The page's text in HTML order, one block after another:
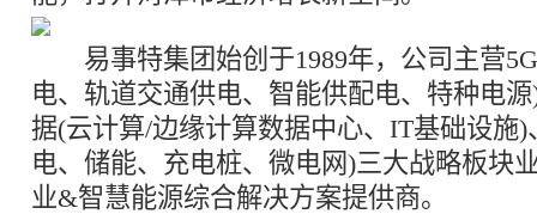
易事特集团始创于1989年，公司主营
电、轨道交通供电、智能供配电、特种电
据(云计算/边缘计算数据中心、IT基础设施
电、储能、充电桩、微电网)三大战略板块
业&智慧能源综合解决方案提供商。